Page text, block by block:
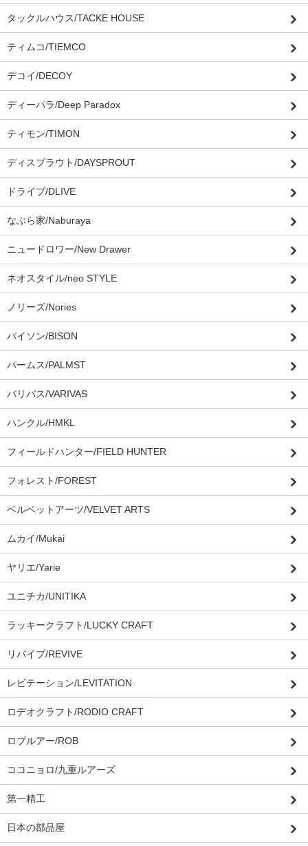
タックルハウス/TACKE HOUSE
ティムコ/TIEMCO
デコイ/DECOY
ディーパラ/Deep Paradox
ティモン/TIMON
ディスプラウト/DAYSPROUT
ドライブ/DLIVE
なぶら家/Naburaya
ニュードロワー/New Drawer
ネオスタイル/neo STYLE
ノリーズ/Nories
バイソン/BISON
パームス/PALMST
バリバス/VARIVAS
ハンクル/HMKL
フィールドハンター/FIELD HUNTER
フォレスト/FOREST
ベルベットアーツ/VELVET ARTS
ムカイ/Mukai
ヤリエ/Yarie
ユニチカ/UNITIKA
ラッキークラフト/LUCKY CRAFT
リバイブ/REVIVE
レビテーション/LEVITATION
ロデオクラフト/RODIO CRAFT
ロブルアー/ROB
ココニョロ/九重ルアーズ
第一精工
日本の部品屋